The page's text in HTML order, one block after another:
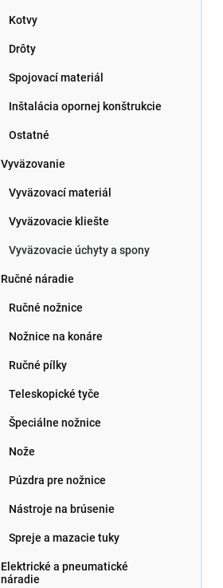
Kotvy
Drôty
Spojovací materiál
Inštalácia opornej konštrukcie
Ostatné
Vyväzovanie
Vyväzovací materiál
Vyväzovacie kliešte
Vyväzovacie úchyty a spony
Ručné náradie
Ručné nožnice
Nožnice na konáre
Ručné pílky
Teleskopické tyče
Špeciálne nožnice
Nože
Púzdra pre nožnice
Nástroje na brúsenie
Spreje a mazacie tuky
Elektrické a pneumatické
náradie